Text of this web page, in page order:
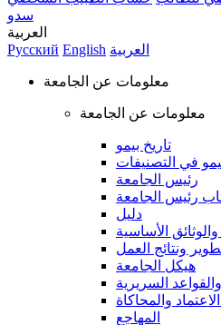
سدو
العربية
Русский English العربية
معلومات عن الجامعة
معلومات عن الجامعة
تاريخ بيمو
في التصنيفات
رئيس الجامعة
رئيس الجامعة
دليل
والوثائق الأساسية
ونتائج العمل
هيكل الجامعة
والقواعد السريرية
والمحاكاة
المهاجع